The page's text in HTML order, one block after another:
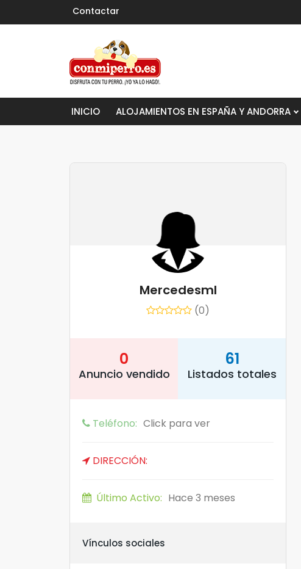
Contactar
INICIO ALOJAMIENTOS EN ESPAÑA Y ANDORRA
Mercedesml
(0)
0
Anuncio vendido
61
Listados totales
Teléfono: Click para ver
DIRECCIÓN:
Último Activo: Hace 3 meses
Vínculos sociales